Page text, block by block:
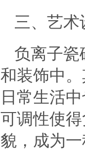
三、艺术
负离子瓷
和装饰中
日常生活
可调性使
貌，成为